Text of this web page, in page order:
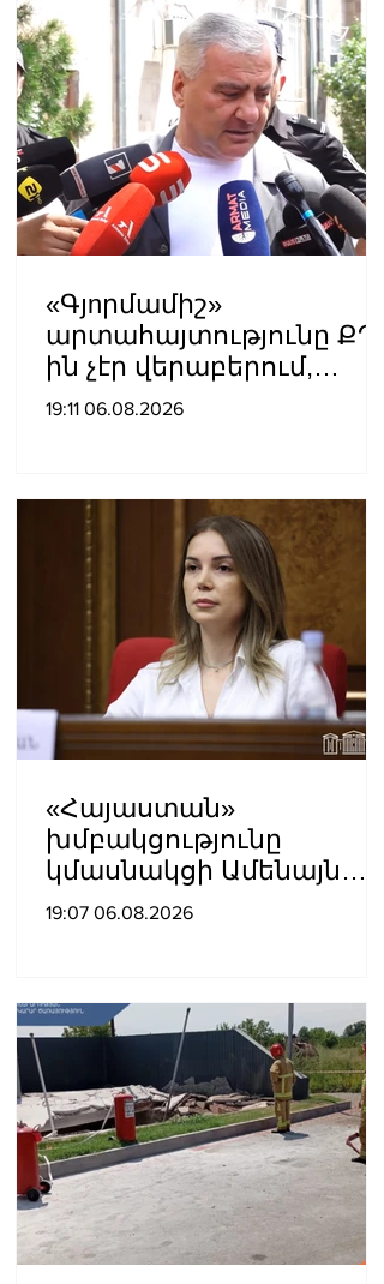
Մատվիենկո
«Գյnրմամիշ»
արտահայտությունը ՔՊ-
ին չէր վերաբերում,
ինձնից բիզնես
19:11 06.08.2026
«Հայաստան»
խմբակցությունը
կմասնակցի Ամենայն
Հայոց Կաթողիկոսի
19:07 06.08.2026